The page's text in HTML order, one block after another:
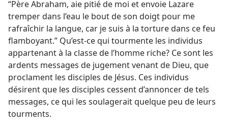
“Père Abraham, aie pitié de moi et envoie Lazare
tremper dans l’eau le bout de son doigt pour me
rafraîchir la langue, car je suis à la torture dans ce feu
flamboyant.” Qu’est-​ce qui tourmente les individus
appartenant à la classe de l’homme riche? Ce sont les
ardents messages de jugement venant de Dieu, que
proclament les disciples de Jésus. Ces individus
désirent que les disciples cessent d’annoncer de tels
messages, ce qui les soulagerait quelque peu de leurs
tourments.